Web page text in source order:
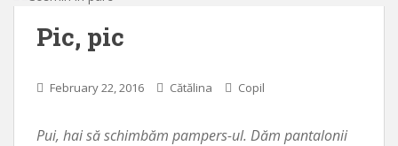
Pic, pic
February 22, 2016 Cătălina Copil
Pui, hai să schimbăm pampers-ul. Dăm pantalonii